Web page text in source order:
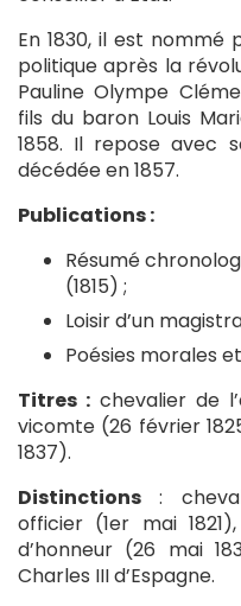
En 1830, il est
politique après la
Pauline Olympe
fils du baron Louis
1858. Il repose avec
décédée en 1857.
Publications :
Résumé
(1815) ;
Loisir d’un
Poésies morales
Titres : chevalier de
vicomte (26 février
1837).
Distinctions :
officier (1er mai
d’honneur (26 mai
Charles III d’Espagne.